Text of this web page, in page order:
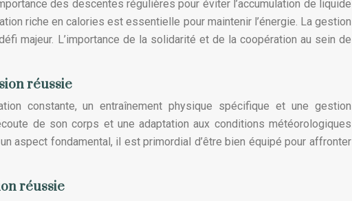
des descentes régulières pour éviter l’accumulation de liquide
riche en calories est essentielle pour maintenir l’énergie. La gestion
majeur. L’importance de la solidarité et de la coopération au sein de
réussie
constante, un entraînement physique spécifique et une gestion
de son corps et une adaptation aux conditions météorologiques
aspect fondamental, il est primordial d’être bien équipé pour affronter
réussie